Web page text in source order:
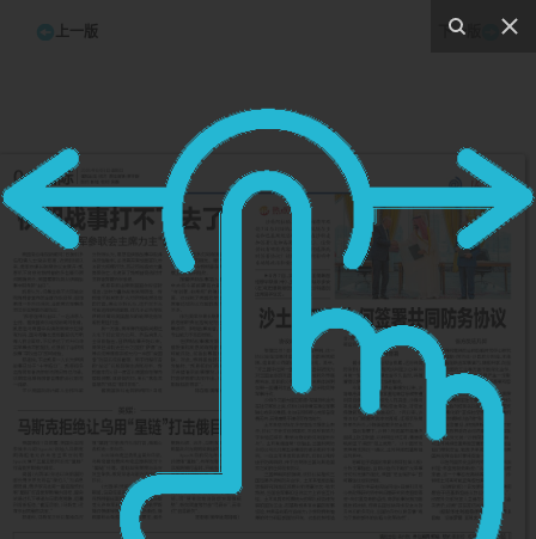
上一版 下一版